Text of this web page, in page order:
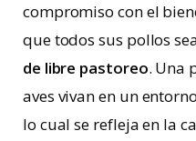
compromiso con el
que todos sus pollos
de libre pastoreo. Una
aves vivan en un
lo cual se refleja en la